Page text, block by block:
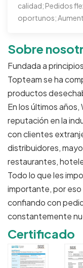
calidad; Pedidos
oportunos;
Sobre
Fundada a
Topteam se ha
productos
En los últimos
reputación en la
con clientes
distribuidores,
restaurantes,
Todo lo que les
importante, por
confiando con
constantemente
Certificado